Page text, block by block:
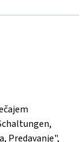
Predavanje",